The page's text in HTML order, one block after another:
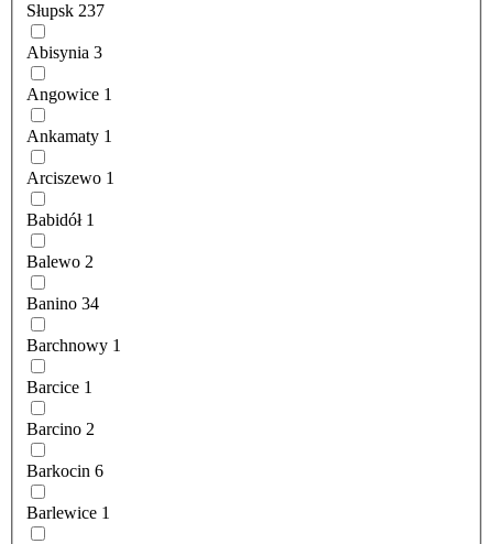
Słupsk 237
Abisynia 3
Angowice 1
Ankamaty 1
Arciszewo 1
Babidół 1
Balewo 2
Banino 34
Barchnowy 1
Barcice 1
Barcino 2
Barkocin 6
Barlewice 1